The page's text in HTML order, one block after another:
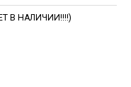
В НАЛИЧИИ!!!!)